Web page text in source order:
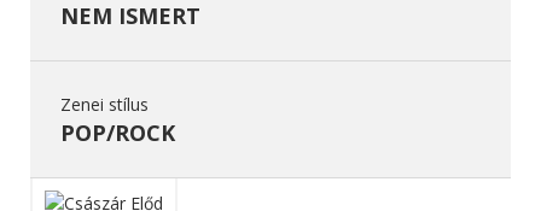
NEM ISMERT
Zenei stílus
POP/ROCK